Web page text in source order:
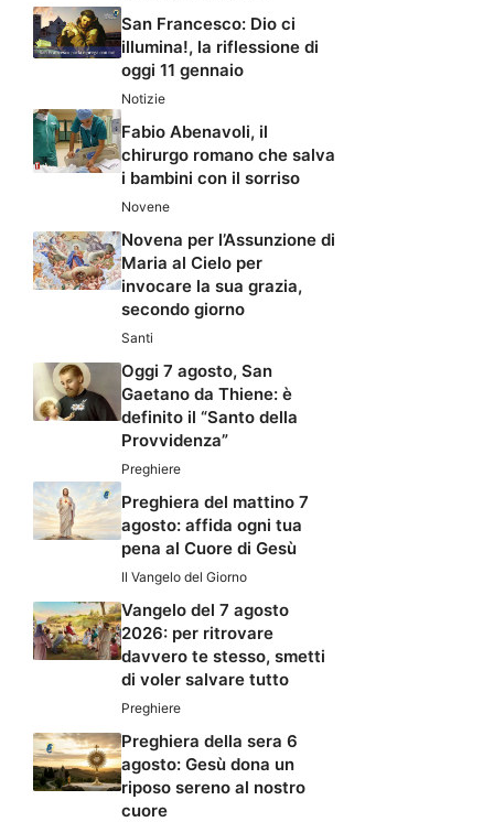
San Francesco: Dio ci
illumina!, la riflessione di
oggi 11 gennaio
Notizie
Fabio Abenavoli, il
chirurgo romano che salva
i bambini con il sorriso
Novene
Novena per l’Assunzione di
Maria al Cielo per
invocare la sua grazia,
secondo giorno
Santi
Oggi 7 agosto, San
Gaetano da Thiene: è
definito il “Santo della
Provvidenza”
Preghiere
Preghiera del mattino 7
agosto: affida ogni tua
pena al Cuore di Gesù
Il Vangelo del Giorno
Vangelo del 7 agosto
2026: per ritrovare
davvero te stesso, smetti
di voler salvare tutto
Preghiere
Preghiera della sera 6
agosto: Gesù dona un
riposo sereno al nostro
cuore